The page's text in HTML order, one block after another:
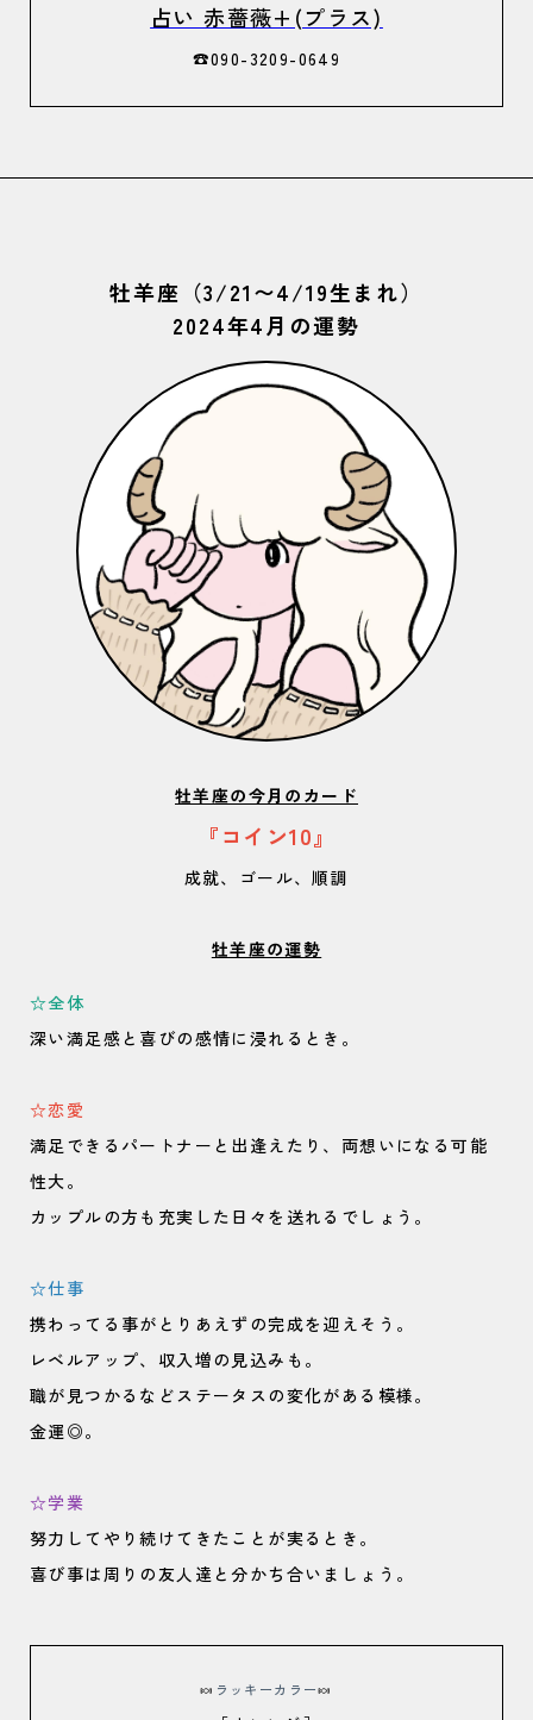
占い 赤薔薇+(プラス)
☎︎090-3209-0649
牡羊座（3/21〜4/19生まれ）
2024年4月の運勢
牡羊座の今月のカード
『コイン10』
成就、ゴール、順調
牡羊座の運勢
☆全体
深い満足感と喜びの感情に浸れるとき。
☆恋愛
満足できるパートナーと出逢えたり、両想いになる可能
性大。
カップルの方も充実した日々を送れるでしょう。
☆仕事
携わってる事がとりあえずの完成を迎えそう。
レベルアップ、収入増の見込みも。
職が見つかるなどステータスの変化がある模様。
金運◎。
☆学業
努力してやり続けてきたことが実るとき。
喜び事は周りの友人達と分かち合いましょう。
🍬 ラッキーカラー🍬